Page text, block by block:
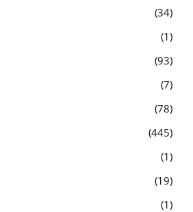
34
1
93
7
78
445
1
19
1